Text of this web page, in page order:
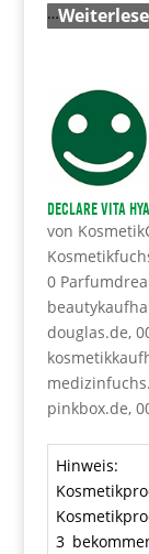
…
DECLARE Vita
von
0
douglas.de,
pinkbox.de,
Hinweis:
3